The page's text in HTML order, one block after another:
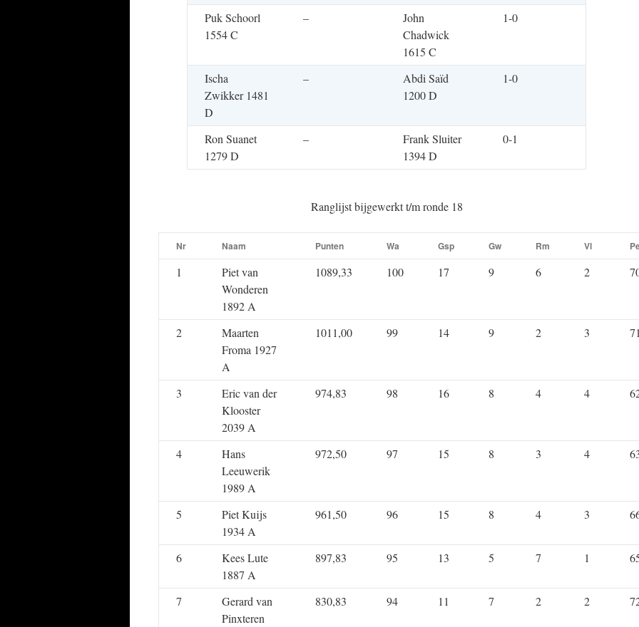
Puk Schoorl
1554 C
–
John
Chadwick
1615 C
1-0
Ischa
Zwikker 1481
D
–
Abdi Saïd
1200 D
1-0
Ron Suanet
1279 D
–
Frank Sluiter
1394 D
0-1
Ranglijst bijgewerkt t/m ronde 18
Nr Naam Punten Wa Gsp Gw Rm Vl
1
Piet van
Wonderen
1892 A
1089,33 100 17 9 6 2
2
Maarten
Froma 1927
A
1011,00 99 14 9 2 3
3
Eric van der
Klooster
2039 A
974,83 98 16 8 4 4
4
Hans
Leeuwerik
1989 A
972,50 97 15 8 3 4
5
Piet Kuijs
1934 A
961,50 96 15 8 4 3
6
Kees Lute
1887 A
897,83 95 13 5 7 1
7
Gerard van
Pinxteren
830,83 94 11 7 2 2